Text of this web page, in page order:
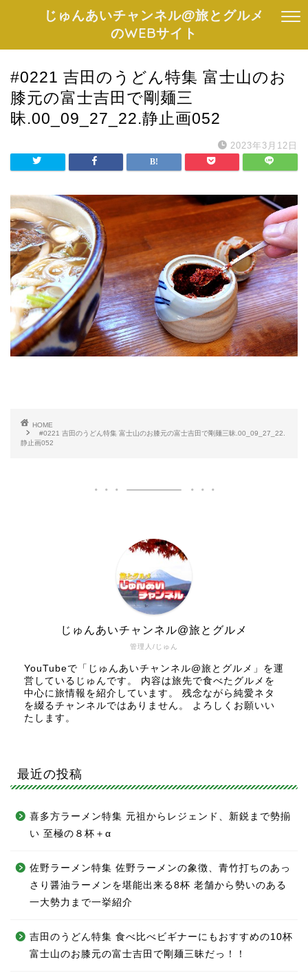
じゅんあいチャンネル@旅とグルメ
のWEBサイト
#0221 吉田のうどん特集 富士山のお
膝元の富士吉田で剛麺三
昧.00_09_27_22.静止画052
2023年3月12日
HOME
#0221 吉田のうどん特集 富士山のお膝元の富士吉田で剛麺三昧.00_09_27_22.
静止画052
管理人/じゅん
じゅんあいチャンネル@旅とグルメ
YouTubeで「じゅんあいチャンネル@旅とグルメ」を運
営しているじゅんです。 内容は旅先で食べたグルメを
中心に旅情報を紹介しています。 残念ながら純愛ネタ
を綴るチャンネルではありません。 よろしくお願いい
たします。
最近の投稿
喜多方ラーメン特集 元祖からレジェンド、新鋭まで勢揃
い 至極の８杯＋α
佐野ラーメン特集 佐野ラーメンの象徴、青竹打ちのあっ
さり醤油ラーメンを堪能出来る8杯 老舗から勢いのある
一大勢力まで一挙紹介
吉田のうどん特集 食べ比べビギナーにもおすすめの10杯
富士山のお膝元の富士吉田で剛麺三昧だっ！！